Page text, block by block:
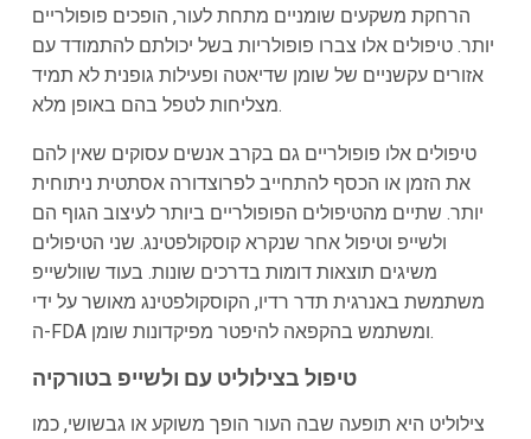
הרחקת משקעים שומניים מתחת לעור, הופכים פופולריים
יותר. טיפולים אלו צברו פופולריות בשל יכולתם להתמודד עם
אזורים עקשניים של שומן שדיאטה ופעילות גופנית לא תמיד
מצליחות לטפל בהם באופן מלא.
טיפולים אלו פופולריים גם בקרב אנשים עסוקים שאין להם
את הזמן או הכסף להתחייב לפרוצדורה אסתטית ניתוחית
יותר. שתיים מהטיפולים הפופולריים ביותר לעיצוב הגוף הם
ולשייפ וטיפול אחר שנקרא קוסקולפטינג. שני הטיפולים
משיגים תוצאות דומות בדרכים שונות. בעוד שוולשייפ
משתמשת באנרגית תדר רדיו, הקוסקולפטינג מאושר על ידי
ה-FDA ומשתמש בהקפאה להיפטר מפיקדונות שומן.
טיפול בצילוליט עם ולשייפ בטורקיה
צילוליט היא תופעה שבה העור הופך משוקע או גבשושי, כמו